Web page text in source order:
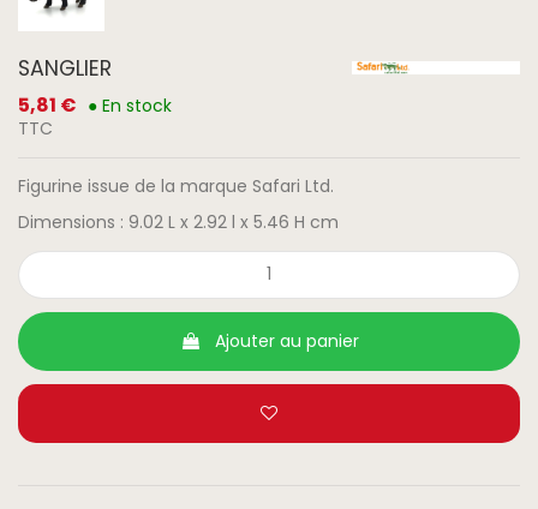
SANGLIER
5,81 € ● En stock
TTC
Figurine issue de la marque Safari Ltd.
Dimensions : 9.02 L x 2.92 l x 5.46 H cm
Ajouter au panier